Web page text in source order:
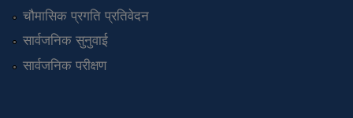
चौमासिक प्रगति प्रतिवेदन
सार्वजनिक सुनुवाई
सार्वजनिक परीक्षण